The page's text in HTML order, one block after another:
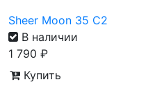
Sheer Moon 35 C2
В наличии
1 790 ₽
Купить